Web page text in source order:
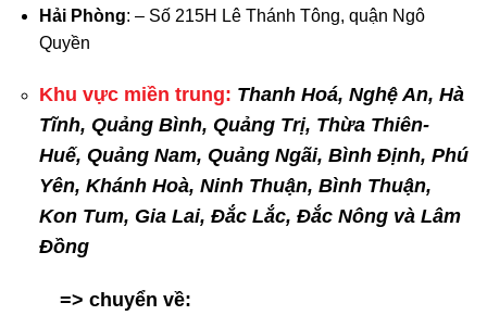
Hải Phòng: – Số 215H Lê Thánh Tông, quận Ngô
Quyền
Khu vực miền trung: Thanh Hoá, Nghệ An, Hà
Tĩnh, Quảng Bình, Quảng Trị, Thừa Thiên-
Huế, Quảng Nam, Quảng Ngãi, Bình Định, Phú
Yên, Khánh Hoà, Ninh Thuận, Bình Thuận,
Kon Tum, Gia Lai, Đắc Lắc, Đắc Nông và Lâm
Đồng
=> chuyển về: